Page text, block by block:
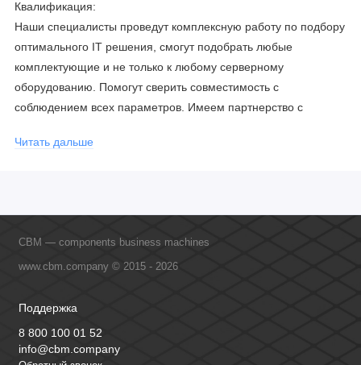
Квалификация:
Наши специалисты проведут комплексную работу по подбору
оптимального IT решения, смогут подобрать любые
комплектующие и не только к любому серверному
оборудованию. Помогут сверить совместимость с
соблюдением всех параметров. Имеем партнерство с
обучение сотрудников, что позволяет исключить ошибки даже
Читать дальше
CBM — components business machines
www.cbm.company © 2015 - 2026
Поддержка
8 800 100 01 52
info@cbm.company